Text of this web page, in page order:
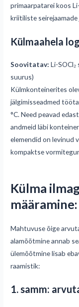
primaarpatarei koos
kriitiliste seirejaamade
Külmaahela
Soovitatav: Li-SOCl₂
suurus)
Külmkonteinerites
jälgimisseadmed
°C. Need peavad
andmeid läbi
elemendid on levinud
kompaktse
Külma
Mahtuvuse õige
alamõõtmine annab
ülemõõtmine lisab
raamistik:
1. samm: